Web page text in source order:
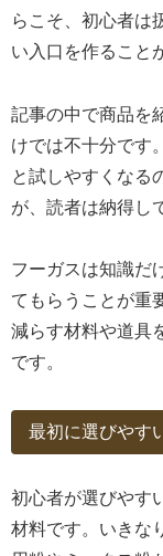
らこそ、初心者は
い入口を作ること
記事の中で商品を
けでは不十分です
と試しやすくなる
が、読者は納得し
フーガスは知識だ
てもらうことが重
減らす材料や道具
です。
最初に選びやす
初心者が選びやす
材料です。いきな